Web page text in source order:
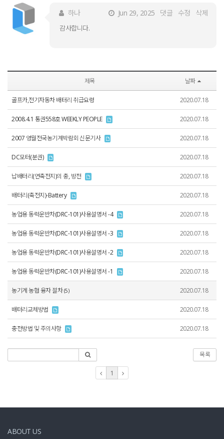
하나 Jun 29, 2025 댓글 수정 삭제
감사합니다.
제목 날짜
골프카,전기자동차 배터리 취급요령 2020.07.18
2008.4.1 통권558호 WEEKLY PEOPLE 2020.07.18
2007 영월전국농기계박람회 신문기사 2020.07.18
DC모터(분권) 2020.07.18
납배터리(연축전지)의 충, 방전 2020.07.18
배터리(축전지)-Battery 2020.07.18
농업용 동력운반차(DRC-101)사용설명서 -4 2020.07.18
농업용 동력운반차(DRC-101)사용설명서 -3 2020.07.18
농업용 동력운반차(DRC-101)사용설명서 -2 2020.07.18
농업용 동력운반차(DRC-101)사용설명서 -1 2020.07.18
농기계 농협 융자 절차 (5) 2020.07.18
배터리교체방법 2020.07.18
충전방법 및 주의사항 2020.07.18
목록
1
ABOUT US